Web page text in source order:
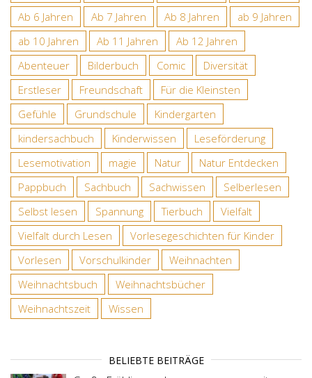
Ab 6 Jahren
Ab 7 Jahren Ab 8 Jahren
ab 9 Jahren
ab 10 Jahren
Ab 11 Jahren
Ab 12 Jahren
Abenteuer
Bilderbuch Comic
Diversität
Erstleser
Freundschaft
Für die Kleinsten
Gefühle
Grundschule
Kindergarten
kindersachbuch
Kinderwissen
Leseförderung
Lesemotivation
magie Natur
Natur Entdecken
Pappbuch
Sachbuch Sachwissen
Selberlesen
Selbst lesen
Spannung Tierbuch
Vielfalt
Vielfalt durch Lesen
Vorlesegeschichten für Kinder
Vorlesen
Vorschulkinder
Weihnachten
Weihnachtsbuch
Weihnachtsbücher
Weihnachtszeit
Wissen
BELIEBTE BEITRÄGE